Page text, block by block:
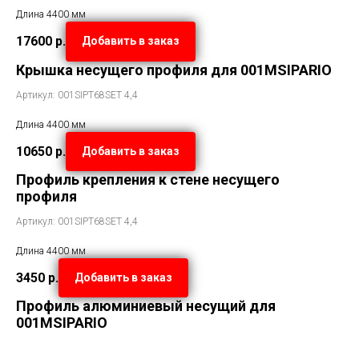
Длина 4400 мм
17600 р. Добавить в заказ
Крышка несущего профиля для 001MSIPARIO
Артикул: 001SIPT68SET 4,4
Длина 4400 мм
10650 р. Добавить в заказ
Профиль крепления к стене несущего
профиля
Артикул: 001SIPT68SET 4,4
Длина 4400 мм
3450 р. Добавить в заказ
Профиль алюминиевый несущий для
001MSIPARIO